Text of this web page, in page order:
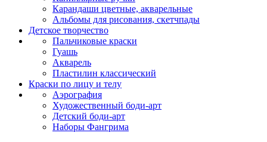
Карандаши цветные, акварельные
Альбомы для рисования, скетчпады
Детское творчество
Пальчиковые краски
Гуашь
Акварель
Пластилин классический
Краски по лицу и телу
Аэрография
Художественный боди-арт
Детский боди-арт
Наборы Фангрима